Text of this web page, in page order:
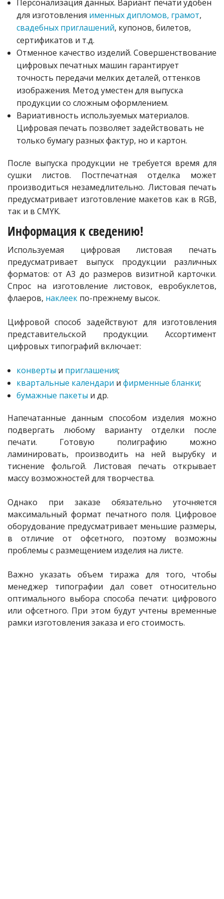
Персонализация данных. Вариант печати удобен
для изготовления именных дипломов, грамот,
свадебных приглашений, купонов, билетов,
сертификатов и т.д.
Отменное качество изделий. Совершенствование
цифровых печатных машин гарантирует
точность передачи мелких деталей, оттенков
изображения. Метод уместен для выпуска
продукции со сложным оформлением.
Вариативность используемых материалов.
Цифровая печать позволяет задействовать не
только бумагу разных фактур, но и картон.
После выпуска продукции не требуется время для
сушки листов. Постпечатная отделка может
производиться незамедлительно. Листовая печать
предусматривает изготовление макетов как в RGB,
так и в CMYK.
Информация к сведению!
Используемая цифровая листовая печать
предусматривает выпуск продукции различных
форматов: от A3 до размеров визитной карточки.
Спрос на изготовление листовок, евробуклетов,
флаеров, наклеек по-прежнему высок.
Цифровой способ задействуют для изготовления
представительской продукции. Ассортимент
цифровых типографий включает:
конверты и приглашения;
квартальные календари и фирменные бланки;
бумажные пакеты и др.
Напечатанные данным способом изделия можно
подвергать любому варианту отделки после
печати. Готовую полиграфию можно
ламинировать, производить на ней вырубку и
тиснение фольгой. Листовая печать открывает
массу возможностей для творчества.
Однако при заказе обязательно уточняется
максимальный формат печатного поля. Цифровое
оборудование предусматривает меньшие размеры,
в отличие от офсетного, поэтому возможны
проблемы с размещением изделия на листе.
Важно указать объем тиража для того, чтобы
менеджер типографии дал совет относительно
оптимального выбора способа печати: цифрового
или офсетного. При этом будут учтены временные
рамки изготовления заказа и его стоимость.